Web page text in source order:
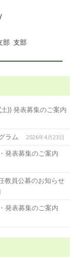
部 支部
)) 発表募集のご案内
ラム 2026年4月23日
発表募集のご案内
教員公募のお知らせ
発表募集のご案内